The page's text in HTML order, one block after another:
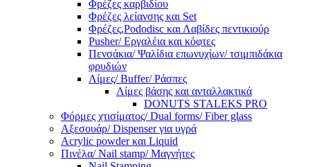
Φρέζες καρβιδίου
Φρέζες λείανσης και Set
Φρέζες,Pododisc και Λαβίδες πεντικιούρ
Pusher/ Εργαλέια και κόφτες
Πενσάκια/ Ψαλίδια επωνυχίων/ τσιμπιδάκια
φρυδιών
Λίμες/ Buffer/ Ράσπες
Λίμες βάσης και ανταλλακτικά
DONUTS STALEKS PRO
Φόρμες χτισίματος/ Dual forms/ Fiber glass
Αξεσουάρ/ Dispenser για υγρά
Acrylic powder και Liquid
Πινέλα/ Nail stamp/ Μαγνήτες